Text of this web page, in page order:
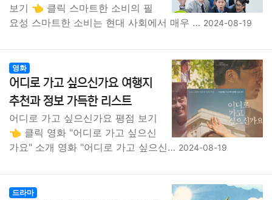
보기 👈 클릭 스마트한 소비의 필
요성 스마트한 소비는 현대 사회에서 매우 … 2024-08-19
영화
어디로 가고 싶으신가요 여행지
추천과 정보 가득한 리스트
어디로 가고 싶으신가요 평점 보기
👈 클릭 영화 "어디로 가고 싶으신
가요" 소개 영화 "어디로 가고 싶으신… 2024-08-19
드라마